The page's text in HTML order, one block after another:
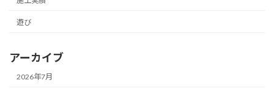
遊び
アーカイブ
2026年7月